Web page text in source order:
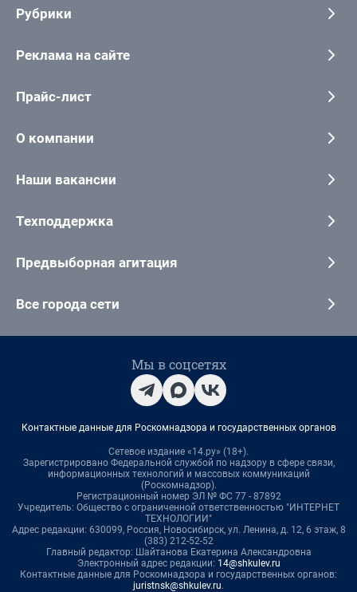
Рубрики
Реклама на сайте
Прайс-лист
О компании
Наши вакансии
Техподдержка
Предвыборная агитация
Все города сети
Мы в соцсетях
Контактные данные для Роскомнадзора и государственных органов
Сетевое издание «14.ру» (18+).
Зарегистрировано Федеральной службой по надзору в сфере связи,
информационных технологий и массовых коммуникаций
(Роскомнадзор).
Регистрационный номер ЭЛ № ФС 77 - 87892
Учредитель: Общество с ограниченной ответственностью "ИНТЕРНЕТ
ТЕХНОЛОГИИ"
Адрес редакции: 630099, Россия, Новосибирск, ул. Ленина, д. 12, 6 этаж, 8
(383) 212-52-52
Главный редактор: Шайтанова Екатерина Александровна
Электронный адрес редакции: 14@shkulev.ru
Контактные данные для Роскомнадзора и государственных органов:
juristnsk@shkulev.ru.